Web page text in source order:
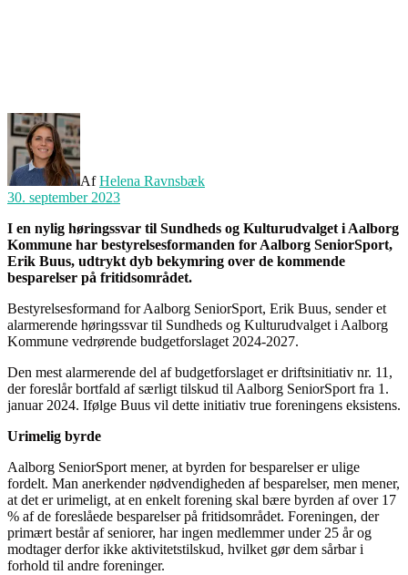
AfHelena Ravnsbæk
30. september 2023
I en nylig høringssvar til Sundheds og Kulturudvalget i Aalborg
Kommune har bestyrelsesformanden for Aalborg SeniorSport,
Erik Buus, udtrykt dyb bekymring over de kommende
besparelser på fritidsområdet.
Bestyrelsesformand for Aalborg SeniorSport, Erik Buus, sender et
alarmerende høringssvar til Sundheds og Kulturudvalget i Aalborg
Kommune vedrørende budgetforslaget 2024-2027.
Den mest alarmerende del af budgetforslaget er driftsinitiativ nr. 11,
der foreslår bortfald af særligt tilskud til Aalborg SeniorSport fra 1.
januar 2024. Ifølge Buus vil dette initiativ true foreningens eksistens.
Urimelig byrde
Aalborg SeniorSport mener, at byrden for besparelser er ulige
fordelt. Man anerkender nødvendigheden af besparelser, men mener,
at det er urimeligt, at en enkelt forening skal bære byrden af over 17
% af de foreslåede besparelser på fritidsområdet. Foreningen, der
primært består af seniorer, har ingen medlemmer under 25 år og
modtager derfor ikke aktivitetstilskud, hvilket gør dem sårbar i
forhold til andre foreninger.